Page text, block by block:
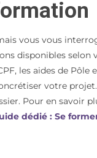
vous vous
disponibles
les aides de
votre
Pour en savoir
dédié : Se